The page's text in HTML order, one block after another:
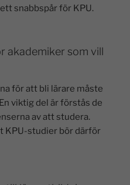
snabbspår för KPU.
akademiker som vill
för att bli lärare måste
viktig del är förstås de
av att studera.
KPU-studier bör därför